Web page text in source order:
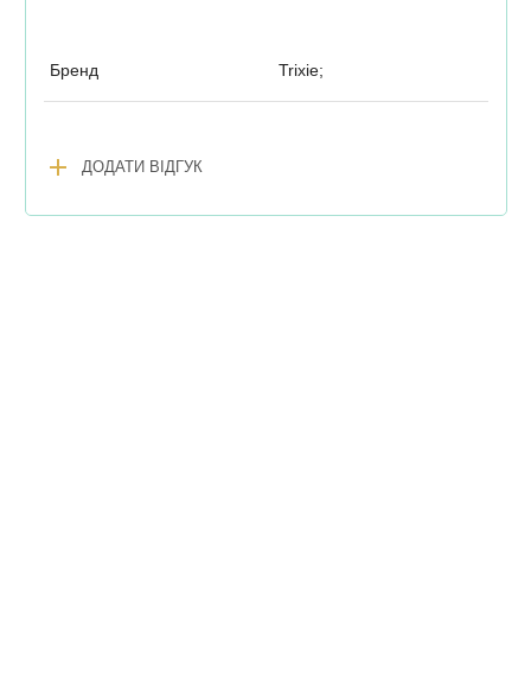
Бренд Trixie;
add ДОДАТИ ВІДГУК